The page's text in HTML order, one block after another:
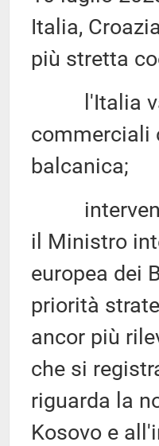
Italia,
più stretta
l'Italia
commerciali
balcanica;
il Ministro
europea dei
priorità
ancor più
che si
riguarda la
Kosovo e